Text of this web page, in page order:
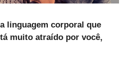
linguagem corporal que
muito atraído por você,